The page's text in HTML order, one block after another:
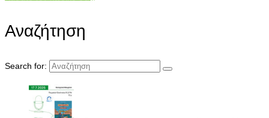
Αναζήτηση
Search for: